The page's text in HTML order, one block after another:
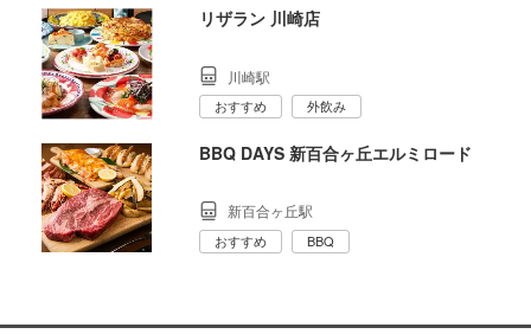
リザラン 川崎店
川崎駅
おすすめ 外飲み
BBQ DAYS 新百合ヶ丘エルミロード
新百合ヶ丘駅
おすすめ BBQ